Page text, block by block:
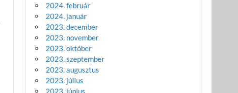
2024. február
2024. január
2023. december
2023. november
2023. október
2023. szeptember
2023. augusztus
2023. július
2023. június